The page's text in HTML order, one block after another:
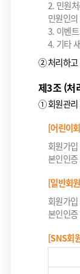
2. 민원
민원인
3. 이벤
4. 기타
②처리하
제3조 (처
①회원관
[어린이
회원가
본인인
[일반회
회원가
본인인
[SNS회